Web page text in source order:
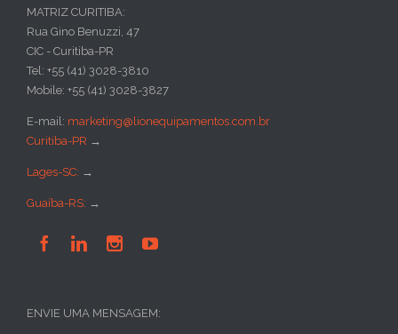
MATRIZ CURITIBA:
Rua Gino Benuzzi, 47
CIC - Curitiba-PR
Tel: +55 (41) 3028-3810
Mobile: +55 (41) 3028-3827
E-mail: marketing@lionequipamentos.com.br
Curitiba-PR →
Lages-SC: →
Guaíba-RS: →
   
ENVIE UMA MENSAGEM: